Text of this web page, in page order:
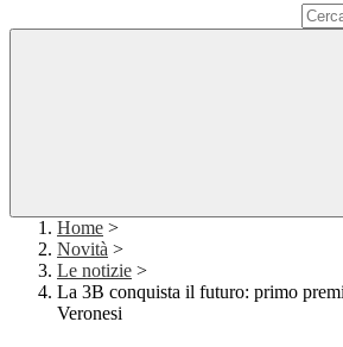
Home >
Novità >
Le notizie >
La 3B conquista il futuro: primo
Veronesi